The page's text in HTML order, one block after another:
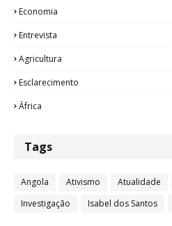
Economia
Entrevista
Agricultura
Esclarecimento
África
Tags
Angola Ativismo Atualidade
Investigação
Isabel dos Santos